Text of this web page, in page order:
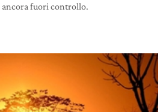
fuori controllo.